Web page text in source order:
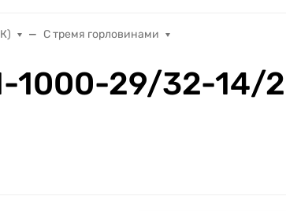
С тремя горловинами
1000-29/32-14/